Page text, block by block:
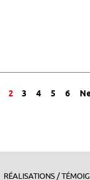
2 3 4 5 6
RÉALISATIONS /